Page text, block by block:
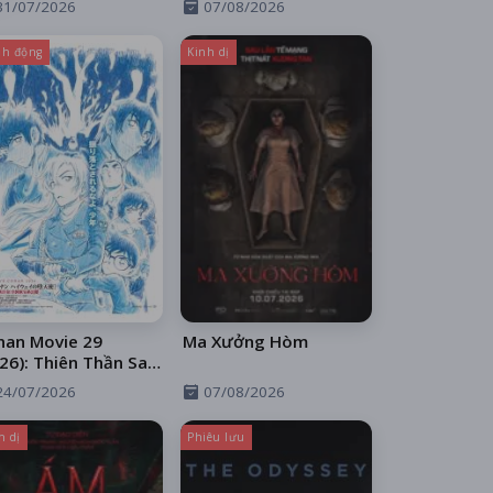
07/2026 07/08/2026
động
Movie 29
Thiên Thần Sa
Trên Xa Lộ
07/2026
Kinh dị
Ma Xưởng Hòm
07/08/2026
dị Phiêu lưu